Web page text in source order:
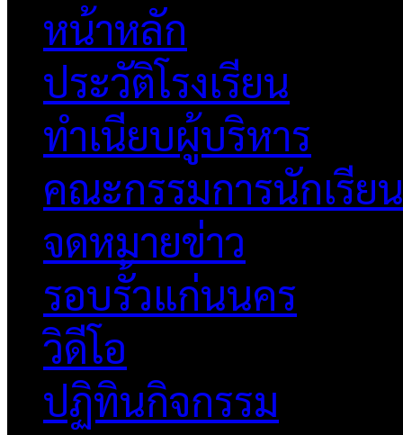
หน้าหลัก
ประวัติโรงเรียน
ทำเนียบผู้บริหาร
คณะกรรมการนักเรียน
จดหมายข่าว
รอบรั้วแก่นนคร
วิดีโอ
ปฏิทินกิจกรรม